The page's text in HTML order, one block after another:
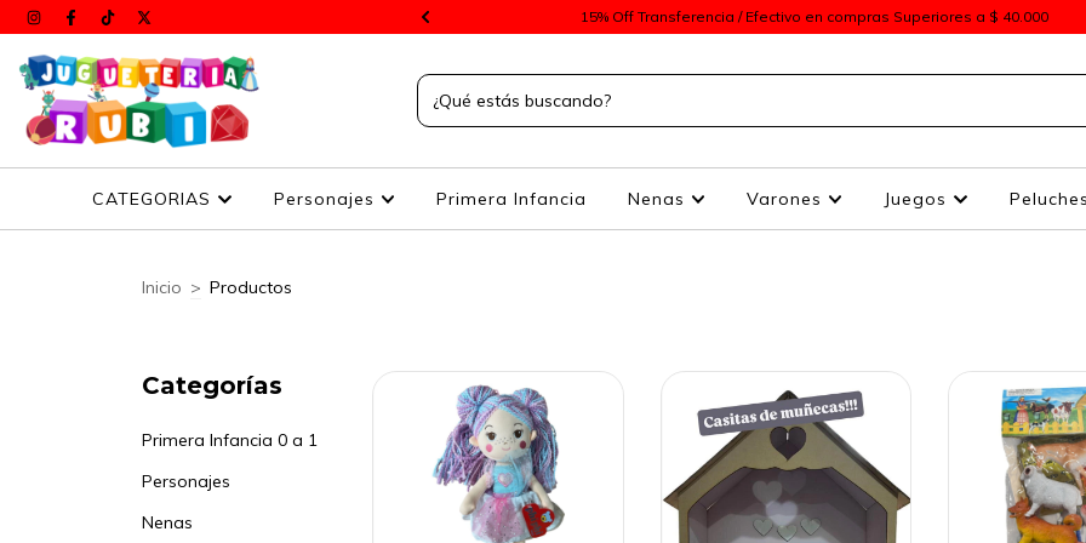
a todos el país 15% Off Transferencia / Efectivo en compras Superiores a $ 40.000
CATEGORIAS Personajes Primera Infancia Nenas Varones Juegos Peluches
Inicio > Productos
Categorías
Primera Infancia 0 a 1
Personajes
Nenas